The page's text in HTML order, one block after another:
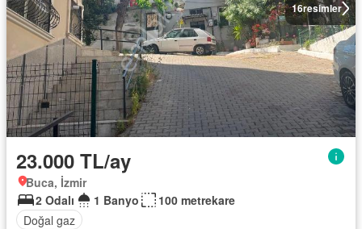
16resimler
23.000 TL/ay
Buca, İzmir
2 Odalı
1 Banyo
100 metrekare
Doğal gaz